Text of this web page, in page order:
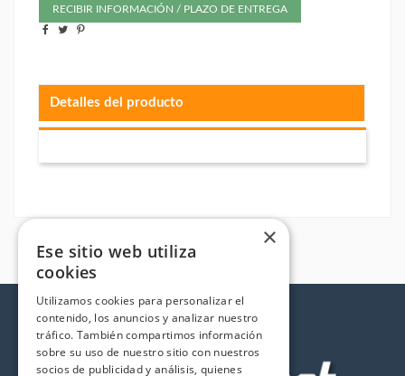
RECIBIR INFORMACIÓN / PLAZO DE ENTREGA
Detalles del producto
×
Ese sitio web utiliza
cookies
Utilizamos cookies para personalizar el
contenido, los anuncios y analizar nuestro
tráfico. También compartimos información
sobre su uso de nuestro sitio con nuestros
socios de publicidad y análisis, quienes